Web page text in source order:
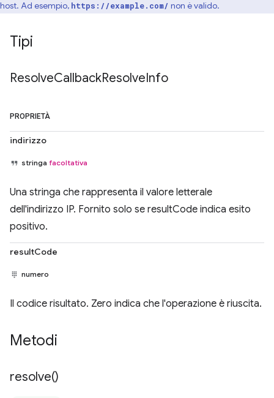
host. Ad esempio, https://example.com/ non è valido.
Tipi
ResolveCallbackResolveInfo
PROPRIETÀ
indirizzo
stringa facoltativa
Una stringa che rappresenta il valore letterale
dell'indirizzo IP. Fornito solo se resultCode indica esito
positivo.
resultCode
numero
Il codice risultato. Zero indica che l'operazione è riuscita.
Metodi
resolve()